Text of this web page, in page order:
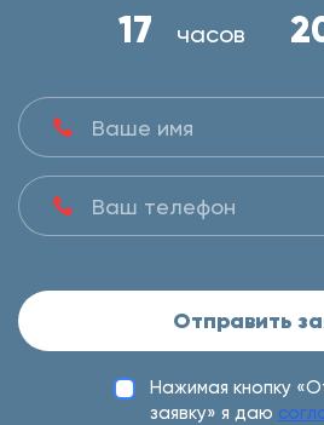
17 часов
Отправить
Нажимая кнопку
заявку» я даю